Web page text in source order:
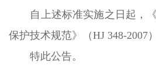
自上述标准实施之日起，《
保护技术规范》（HJ 348-2007
特此公告。